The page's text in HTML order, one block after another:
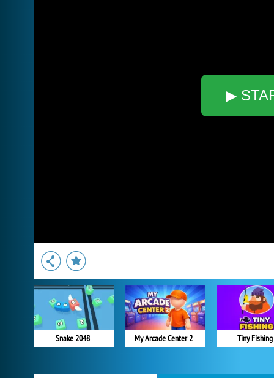
▶
Snake 2048 My Arcade Center 2 Tiny Fishing